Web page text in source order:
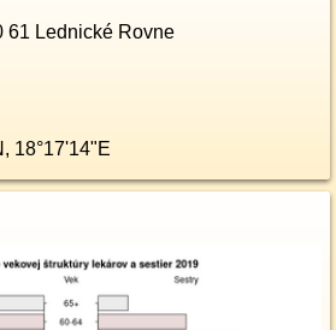
61 Lednické Rovne
, 18°17'14"E